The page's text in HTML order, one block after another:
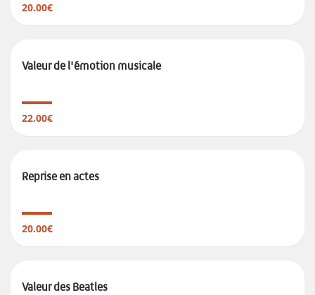
20.00€
Valeur de l'émotion musicale
22.00€
Reprise en actes
20.00€
Valeur des Beatles